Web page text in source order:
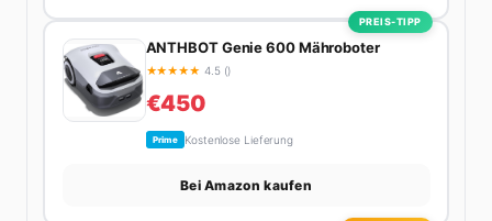
PREIS-TIPP
ANTHBOT Genie 600 Mähroboter
★★★★★ 4.5 ()
€450
Prime Kostenlose Lieferung
Bei Amazon kaufen